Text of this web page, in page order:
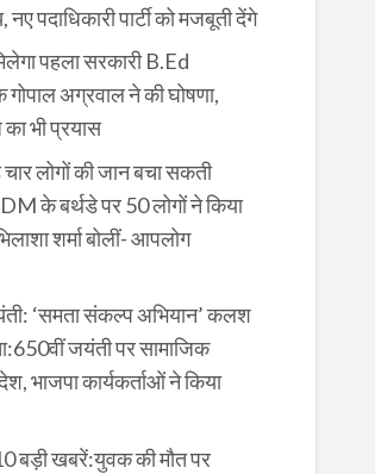
नए पदाधिकारी पार्टी को मजबूती देंगे
पहला सरकारी B.Ed
अग्रवाल ने की घोषणा,
भी प्रयास
लोगों की जान बचा सकती
के बर्थडे पर 50 लोगों ने किया
शर्मा बोलीं- आपलोग
‘समता संकल्प अभियान’ कलश
जयंती पर सामाजिक
भाजपा कार्यकर्ताओं ने किया
बड़ी खबरें:युवक की मौत पर